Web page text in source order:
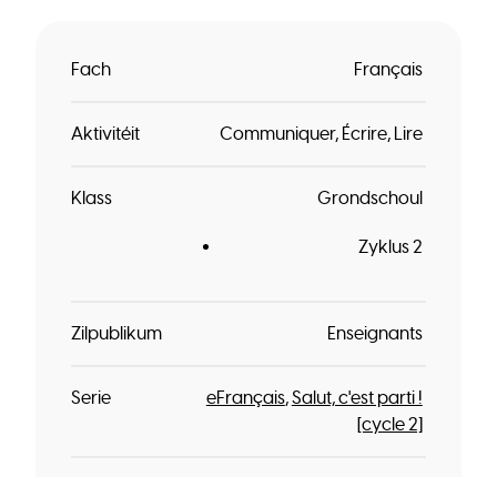
Fach Français
Aktivitéit Communiquer Écrire Lire
Klass Grondschoul
Zyklus 2
Zilpublikum Enseignants
Serie eFrançais Salut, c'est parti !
[cycle 2]